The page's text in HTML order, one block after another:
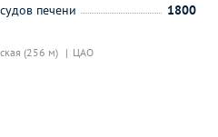
(256 м) ЦАО
печени
1800